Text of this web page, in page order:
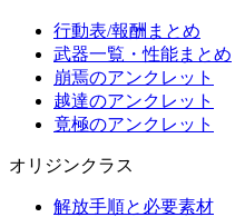
行動表/報酬まとめ
武器一覧・性能まとめ
崩焉のアンクレット
越達のアンクレット
竟極のアンクレット
オリジンクラス
解放手順と必要素材